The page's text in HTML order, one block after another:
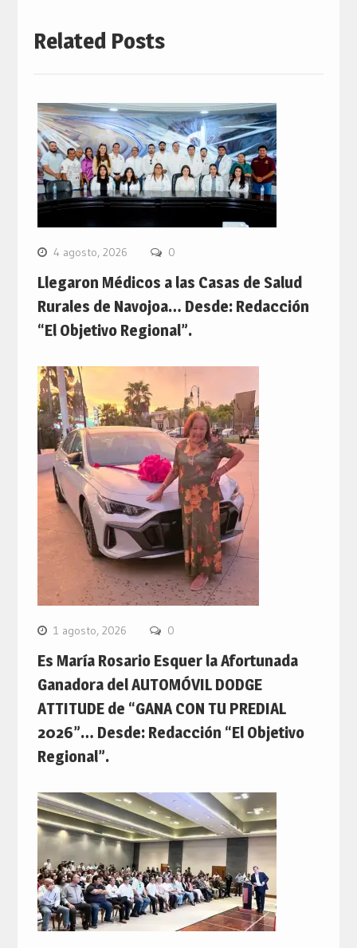
Related Posts
4 agosto, 2026 0
Llegaron Médicos a las Casas de Salud
Rurales de Navojoa… Desde: Redacción
“El Objetivo Regional”.
1 agosto, 2026 0
Es María Rosario Esquer la Afortunada
Ganadora del AUTOMÓVIL DODGE
ATTITUDE de “GANA CON TU PREDIAL
2026”… Desde: Redacción “El Objetivo
Regional”.